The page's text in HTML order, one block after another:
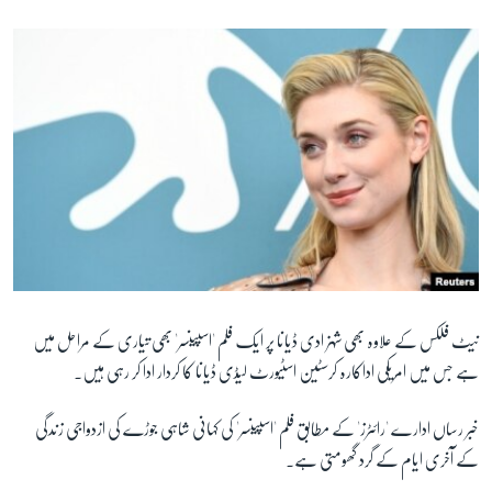
نیٹ فلکس کے علاوہ بھی شہزادی ڈیانا پر ایک فلم 'اسپینسر' بھی تیاری کے مراحل میں
ہے جس میں امریکی اداکارہ کرسٹین اسٹیورٹ لیڈی ڈیانا کا کردار ادا کر رہی ہیں۔
خبر رساں ادارے 'رائٹرز' کے مطابق فلم 'اسپینسر' کی کہانی شاہی جوڑے کی ازدواجی زندگی
کے آخری ایام کے گرد گھومتی ہے۔